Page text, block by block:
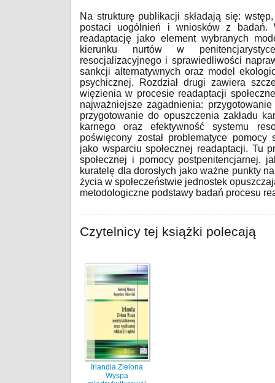
Na strukturę publikacji składają się:
postaci uogólnień i wniosków z badań.
readaptację jako element wybranych
kierunku nurtów w
resocjalizacyjnego i sprawiedliwości
sankcji alternatywnych oraz model
psychicznej. Rozdział drugi zawiera
więzienia w procesie readaptacji
najważniejsze zagadnienia:
przygotowanie do opuszczenia zakładu
karnego oraz efektywność systemu
poświęcony został problematyce
jako wsparciu społecznej readaptacji. Tu
społecznej i pomocy postpenitencjarnej,
kuratelę dla dorosłych jako ważne punkty
życia w społeczeństwie jednostek
metodologiczne podstawy badań procesu
Czytelnicy tej książki polecają
Irlandia Zielona
Wyspa